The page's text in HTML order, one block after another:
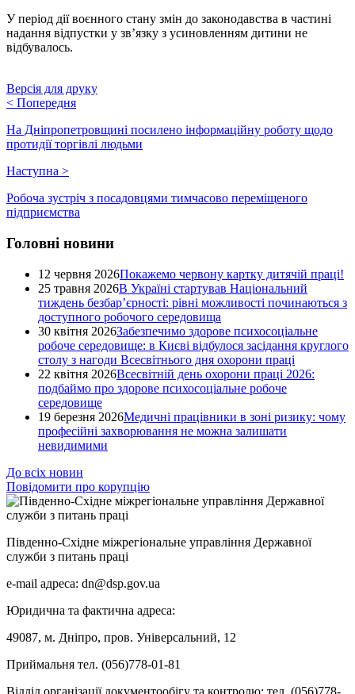
У період дії воєнного стану змін до законодавства в частині
надання відпустки у зв’язку з усиновленням дитини не
відбувалось.
Версія для друку
< Попередня
На Дніпропетровщині посилено інформаційну роботу щодо
протидії торгівлі людьми
Наступна >
Робоча зустріч з посадовцями тимчасово переміщеного
підприємства
Головні новини
12 червня 2026Покажемо червону картку дитячій праці!
25 травня 2026В Україні стартував Національний
тиждень безбар’єрності: рівні можливості починаються з
доступного робочого середовища
30 квітня 2026Забезпечимо здорове психосоціальне
робоче середовище: в Києві відбулося засідання круглого
столу з нагоди Всесвітнього дня охорони праці
22 квітня 2026Всесвітній день охорони праці 2026:
подбаймо про здорове психосоціальне робоче
середовище
19 березня 2026Медичні працівники в зоні ризику: чому
професійні захворювання не можна залишати
невидимими
До всіх новин
Повідомити про корупцію
Південно-Східне міжрегіональне управління Державної
служби з питань праці
e-mail адреса: dn@dsp.gov.ua
Юридична та фактична адреса:
49087, м. Дніпро, пров. Універсальний, 12
Приймальня тел. (056)778-01-81
Відділ організації документообігу та контролю: тел. (056)778-